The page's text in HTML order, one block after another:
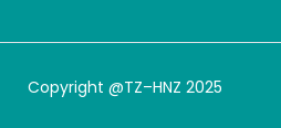
Copyright @TZ–HNZ 2025